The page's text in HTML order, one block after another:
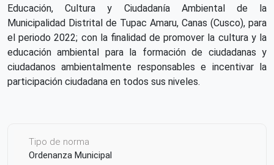
Educación, Cultura y Ciudadanía Ambiental de la
Municipalidad Distrital de Tupac Amaru, Canas (Cusco), para
el periodo 2022; con la finalidad de promover la cultura y la
educación ambiental para la formación de ciudadanas y
ciudadanos ambientalmente responsables e incentivar la
participación ciudadana en todos sus niveles.
Tipo de norma
Ordenanza Municipal